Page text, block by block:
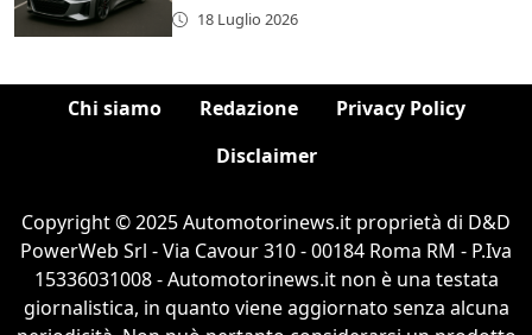
18 Luglio 2026
Chi siamo Redazione
Privacy Policy
Disclaimer
Copyright © 2025 Automotorinews.it proprietà di D&D
PowerWeb Srl - Via Cavour 310 - 00184 Roma RM - P.Iva
15336031008 - Automotorinews.it non è una testata
giornalistica, in quanto viene aggiornato senza alcuna